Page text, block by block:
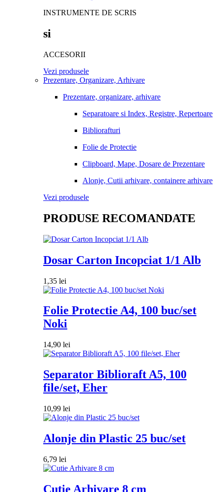
INSTRUMENTE DE SCRIS
si
ACCESORII
Vezi produsele
Prezentare, Organizare, Arhivare
Prezentare, organizare, arhivare
Separatoare si Index, Registre, Repertoare
Bibliorafturi
Folie de Protectie
Clipboard, Mape, Dosare de Prezentare
Alonje, Cutii arhivare, containere arhivare
Vezi produsele
PRODUSE RECOMANDATE
Dosar Carton Incopciat 1/1 Alb
1,35 lei
Folie Protectie A4, 100 buc/set
Noki
14,90 lei
Separator Biblioraft A5, 100
file/set, Eher
10,99 lei
Alonje din Plastic 25 buc/set
6,79 lei
Cutie Arhivare 8 cm